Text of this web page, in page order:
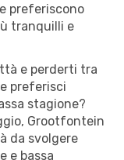
preferiscono
tranquilli e
e perderti tra
preferisci
stagione?
Grootfontein
da svolgere
e bassa